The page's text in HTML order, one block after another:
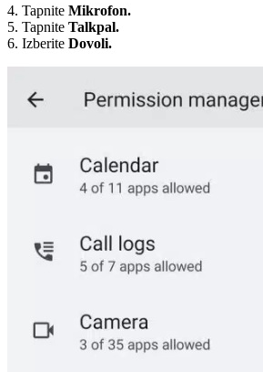
4. Tapnite Mikrofon.
5. Tapnite Talkpal.
6. Izberite Dovoli.